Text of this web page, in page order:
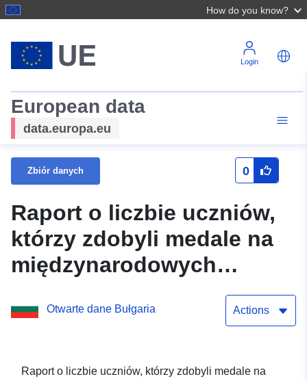
How do you know?
Login
European data
data.europa.eu
Zbiór danych 0
Raport o liczbie uczniów,
którzy zdobyli medale na
międzynarodowych
Otwarte dane Bułgaria Actions
Raport o liczbie uczniów, którzy zdobyli medale na